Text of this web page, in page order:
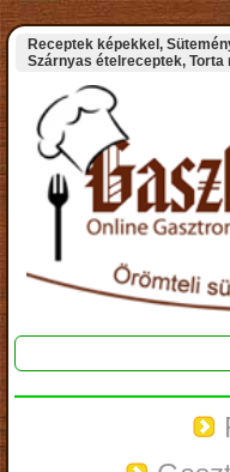
Receptek képekkel,
Szárnyas ételreceptek, Torta